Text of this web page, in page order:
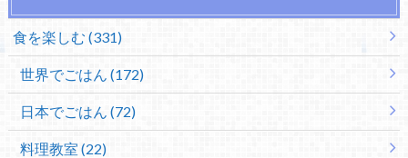
食を楽しむ (331)
世界でごはん (172)
日本でごはん (72)
料理教室 (22)